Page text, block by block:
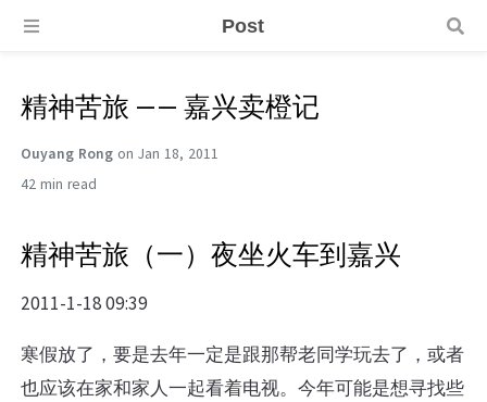
Post
精神苦旅 —— 嘉兴卖橙记
Ouyang Rong on Jan 18, 2011
42 min
精神苦旅（一）夜坐火车到嘉兴
2011-1-18 09:39
寒假放了，要是去年一定是跟那帮老同学玩去了，或者
也应该在家和家人一起看着电视。今年可能是想寻找些